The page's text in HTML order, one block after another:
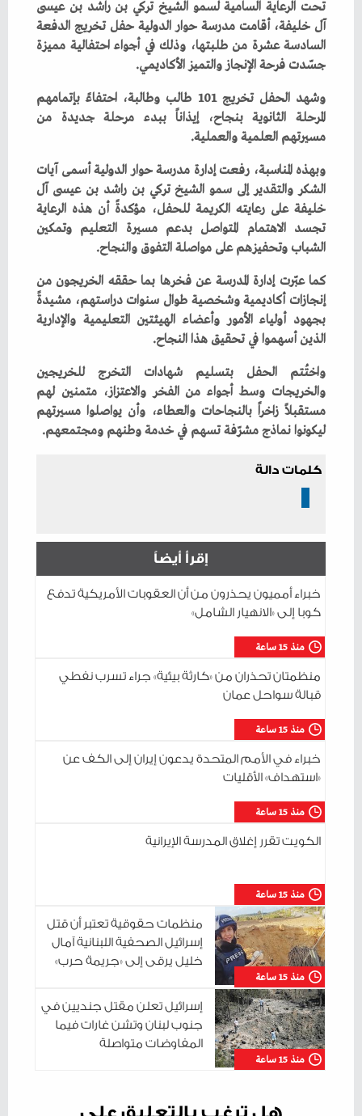
‬جسّدت‭ ‬فرحة‭ ‬الإنجاز‭ ‬والتميز‭ ‬الأكاديمي‭.‬
‬مسيرتهم‭ ‬العلمية‭ ‬والعملية‭.‬
‬الشباب‭ ‬وتحفيزهم‭ ‬على‭ ‬مواصلة‭ ‬التفوق‭ ‬والنجاح‭.‬
‬الذين‭ ‬أسهموا‭ ‬في‭ ‬تحقيق‭ ‬هذا‭ ‬النجاح‭.‬
‬ليكونوا‭ ‬نماذج‭ ‬مشرّفة‭ ‬تسهم‭ ‬في‭ ‬خدمة‭ ‬وطنهم‭ ‬ومجتمعهم‭.‬
كلمات دالة
إقرأ أيضاً
منذ 15 ساعة
خبراء أمميون يحذرون من أن العقوبات الأمريكية تدفع
كوبا إلى «الانهيار الشامل»
منذ 15 ساعة
منظمتان تحذران من «كارثة بيئية» جراء تسرب نفطي
قبالة سواحل عمان
منذ 15 ساعة
خبراء في الأمم المتحدة يدعون إيران إلى الكف عن
«استهداف» الأقليات
منذ 15 ساعة
الكويت تقرر إغلاق المدرسة الإيرانية
منذ 15 ساعة
منظمات حقوقية تعتبر أن قتل
إسرائيل الصحفية اللبنانية آمال
خليل يرقى إلى «جريمة حرب»
منذ 15 ساعة
إسرائيل تعلن مقتل جنديين في
جنوب لبنان وتشن غارات فيما
المفاوضات متواصلة